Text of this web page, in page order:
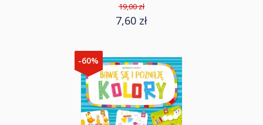
19,00 zł
7,60 zł
-60%